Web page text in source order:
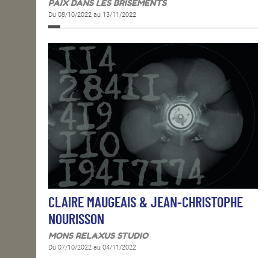
PAIX DANS LES BRISEMENTS
Du 08/10/2022 au 13/11/2022
CLAIRE MAUGEAIS & JEAN-CHRISTOPHE
NOURISSON
MONS RELAXUS STUDIO
Du 07/10/2022 au 04/11/2022